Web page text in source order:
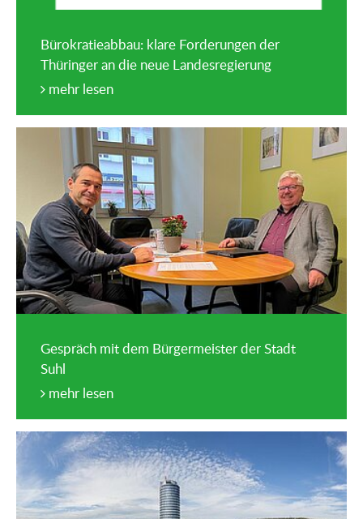
Bürokratieabbau: klare Forderungen der
Thüringer an die neue Landesregierung
mehr lesen
Gespräch mit dem Bürgermeister der Stadt
Suhl
mehr lesen